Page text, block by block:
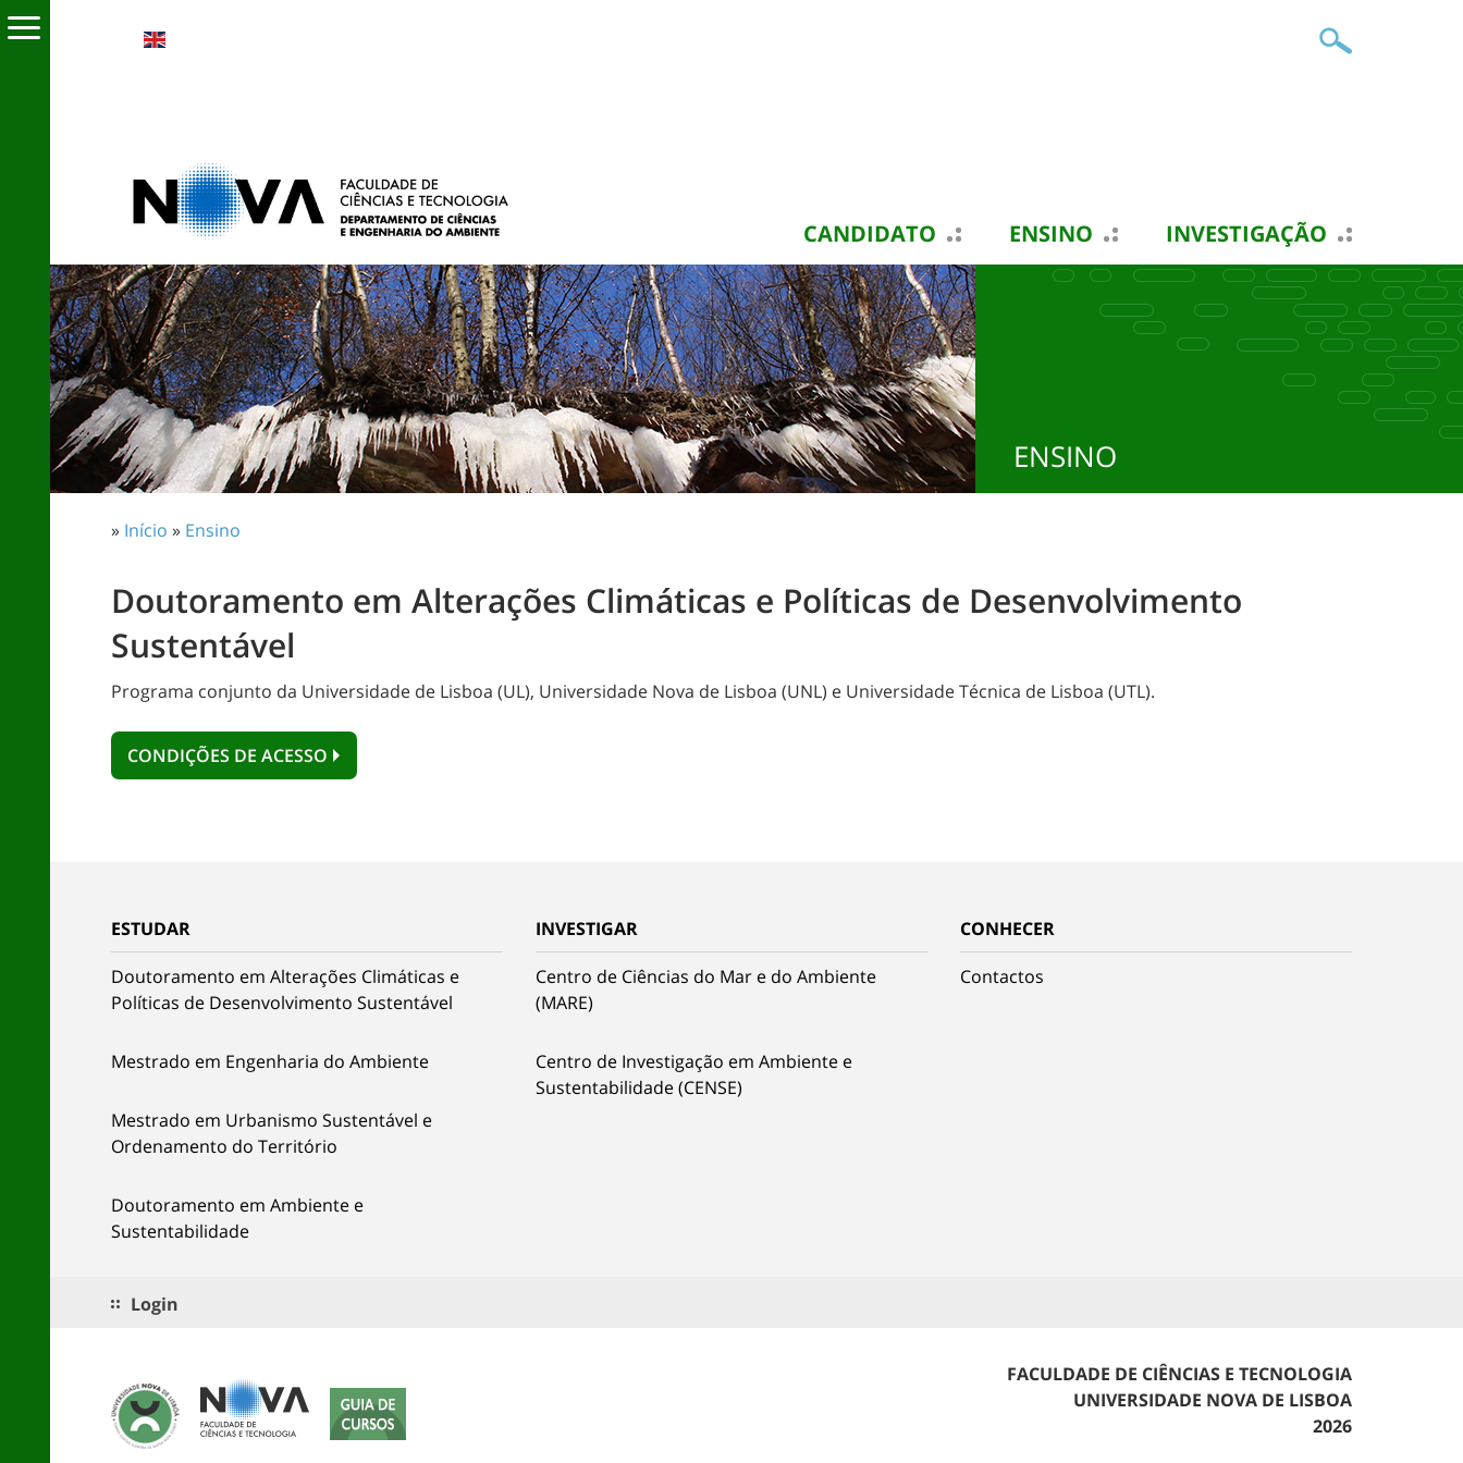
CANDIDATO ENSINO INVESTIGAÇÃO
ENSINO
» Início » Ensino
Doutoramento em Alterações Climáticas e Políticas de Desenvolvimento
Sustentável
Programa conjunto da Universidade de Lisboa (UL), Universidade Nova de Lisboa (UNL) e Universidade Técnica de Lisboa (UTL).
CONDIÇÕES DE ACESSO
ESTUDAR
Doutoramento em Alterações Climáticas e
Políticas de Desenvolvimento Sustentável
Mestrado em Engenharia do Ambiente
Mestrado em Urbanismo Sustentável e
Ordenamento do Território
Doutoramento em Ambiente e
Sustentabilidade
INVESTIGAR
Centro de Ciências do Mar e do Ambiente
(MARE)
Centro de Investigação em Ambiente e
Sustentabilidade (CENSE)
CONHECER
Contactos
Login
FACULDADE DE CIÊNCIAS E TECNOLOGIA
UNIVERSIDADE NOVA DE LISBOA
2026